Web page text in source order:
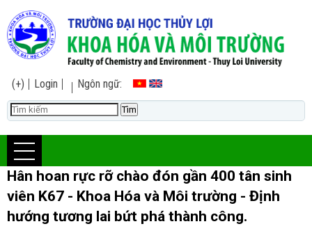
(+) Login Ngôn ngữ:
Hân hoan rực rỡ chào đón gần 400 tân sinh
viên K67 - Khoa Hóa và Môi trường - Định
hướng tương lai bứt phá thành công.